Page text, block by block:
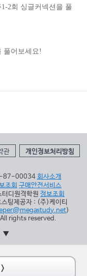
2회 싱글커넥션을 풀
풀어보세요!
관 개인정보처리방침
87-00034회사소개
조회 구매안전서비스
디원격학원 정보조회
팅제공자 : (주)케이티
)
rights reserved.